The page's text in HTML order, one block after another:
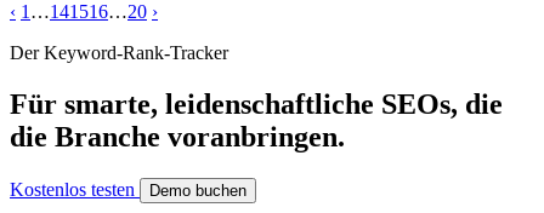
‹ 1 …141516…20 ›
Der Keyword-Rank-Tracker
Für smarte, leidenschaftliche SEOs, die
die Branche voranbringen.
Kostenlos testen Demo buchen